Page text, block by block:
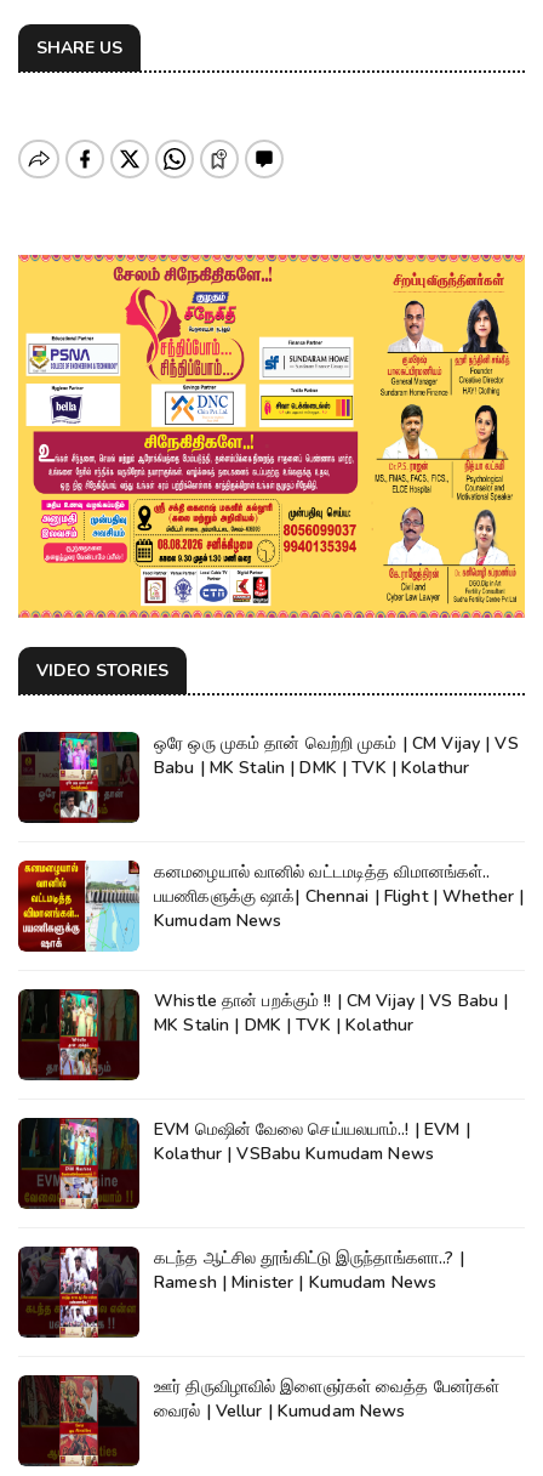
SHARE US
VIDEO STORIES
ஒரே ஒரு முகம் தான் வெற்றி முகம் | CM Vijay | VS
Babu | MK Stalin | DMK | TVK | Kolathur
கனமழையால் வானில் வட்டமடித்த விமானங்கள்..
பயணிகளுக்கு ஷாக்| Chennai | Flight | Whether |
Kumudam News
Whistle தான் பறக்கும் !! | CM Vijay | VS Babu |
MK Stalin | DMK | TVK | Kolathur
EVM மெஷின் வேலை செய்யலயாம்..! | EVM |
Kolathur | VSBabu Kumudam News
கடந்த ஆட்சில தூங்கிட்டு இருந்தாங்களா..? |
Ramesh | Minister | Kumudam News
ஊர் திருவிழாவில் இளைஞர்கள் வைத்த பேனர்கள்
வைரல் | Vellur | Kumudam News